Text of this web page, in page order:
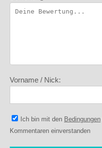
Vorname / Nick:
Ich bin mit den Bedingungen
Kommentaren einverstanden